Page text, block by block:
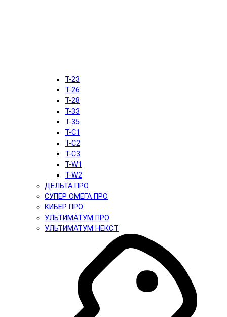
T-23
T-26
T-28
T-33
T-35
T-C1
T-C2
T-C3
T-W1
T-W2
ДЕЛЬТА ПРО
СУПЕР ОМЕГА ПРО
КИБЕР ПРО
УЛЬТИМАТУМ ПРО
УЛЬТИМАТУМ НЕКСТ